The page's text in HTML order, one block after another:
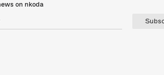
on nkoda